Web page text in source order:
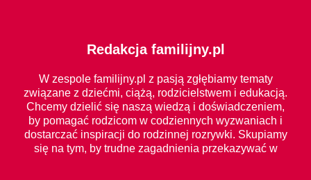
Redakcja familijny.pl
W zespole familijny.pl z pasją zgłębiamy tematy
związane z dziećmi, ciążą, rodzicielstwem i edukacją.
Chcemy dzielić się naszą wiedzą i doświadczeniem,
by pomagać rodzicom w codziennych wyzwaniach i
dostarczać inspiracji do rodzinnej rozrywki. Skupiamy
się na tym, by trudne zagadnienia przekazywać w